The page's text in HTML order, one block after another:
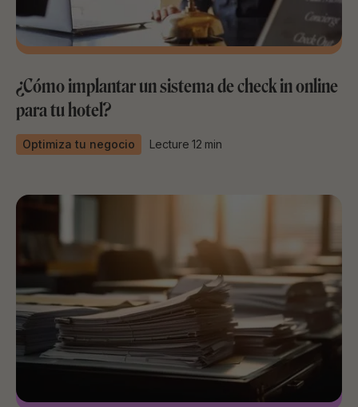
¿Cómo implantar un sistema de check in online
para tu hotel?
Optimiza tu negocio Lecture 12 min